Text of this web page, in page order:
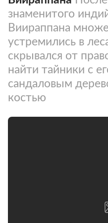
знаменитого
Виираппана
устремились в
скрывался от
найти тайники с
сандаловым
костью